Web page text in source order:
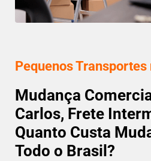
Pequenos Transportes
Mudança
Carlos, Frete
Quanto Custa
Todo o Brasil?